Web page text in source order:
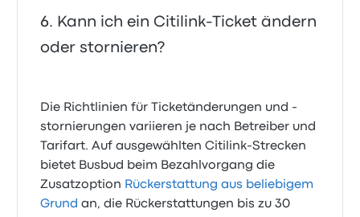
Kann ich ein Citilink-Ticket ändern
oder stornieren?
Die Richtlinien für Ticketänderungen und -
stornierungen variieren je nach Betreiber und
Tarifart. Auf ausgewählten Citilink-Strecken
bietet Busbud beim Bezahlvorgang die
Zusatzoption Rückerstattung aus beliebigem
Grund an, die Rückerstattungen bis zu 30